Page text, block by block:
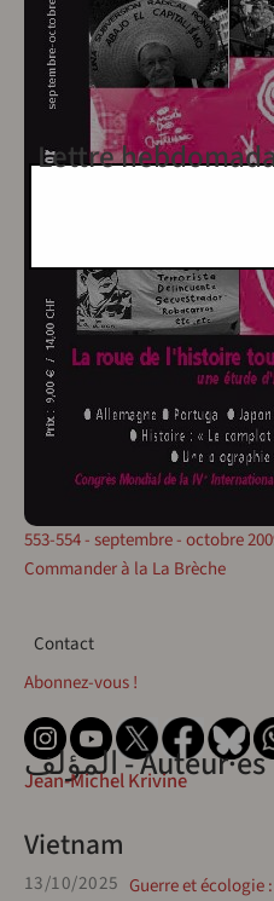
Lettre
553-554 - septembre - octobre
Commander à la La Brèche
Contact
Contact
Abonnez-vous !
المؤلف - Auteur·esJean-Michel Krivine
Vietnam
13/10/2025 Guerre et écologie